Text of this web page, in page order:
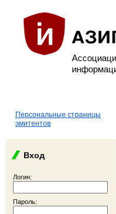
Персональные страницы
эмитентов
Вход
Логин:
Пароль: